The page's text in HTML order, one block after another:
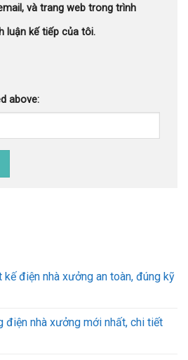
và trang web trong trình
luận kế tiếp của tôi.
above:
kế điện nhà xưởng an toàn, đúng kỹ
điện nhà xưởng mới nhất, chi tiết